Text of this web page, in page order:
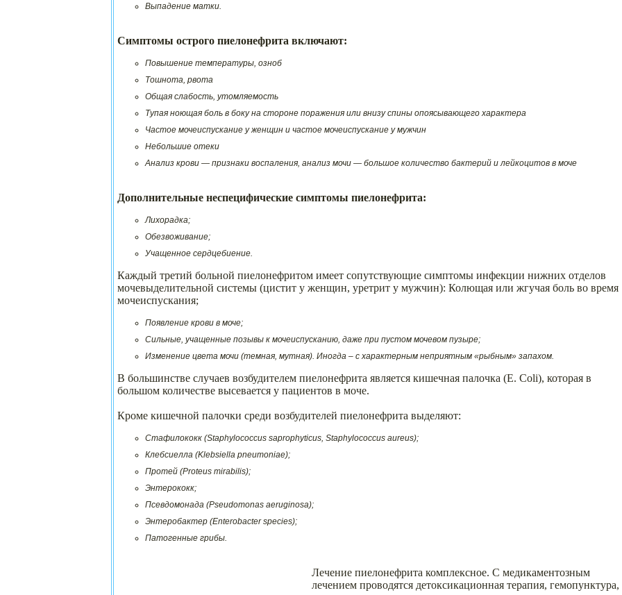
Выпадение матки.
Симптомы острого пиелонефрита включают:
Повышение температуры, озноб
Тошнота, рвота
Общая слабость, утомляемость
Тупая ноющая боль в боку на стороне поражения или внизу спины опоясывающего характера
Частое мочеиспускание у женщин и частое мочеиспускание у мужчин
Небольшие отеки
Анализ крови — признаки воспаления, анализ мочи — большое количество бактерий и лейкоцитов в моче
Дополнительные неспецифические симптомы пиелонефрита:
Лихорадка;
Обезвоживание;
Учащенное сердцебиение.
Каждый третий больной пиелонефритом имеет сопутствующие симптомы инфекции нижних отделов
мочевыделительной системы (цистит у женщин, уретрит у мужчин): Колющая или жгучая боль во время
мочеиспускания;
Появление крови в моче;
Сильные, учащенные позывы к мочеиспусканию, даже при пустом мочевом пузыре;
Изменение цвета мочи (темная, мутная). Иногда – с характерным неприятным «рыбным» запахом.
В большинстве случаев возбудителем пиелонефрита является кишечная палочка (E. Coli), которая в
большом количестве высевается у пациентов в моче.
Кроме кишечной палочки среди возбудителей пиелонефрита выделяют:
Стафилококк (Staphylococcus saprophyticus, Staphylococcus aureus);
Клебсиелла (Klebsiella pneumoniae);
Протей (Proteus mirabilis);
Энтерококк;
Псевдомонада (Pseudomonas aeruginosa);
Энтеробактер (Enterobacter species);
Патогенные грибы.
Лечение пиелонефрита комплексное. С медикаментозным
лечением проводятся детоксикационная терапия, гемопунктура,